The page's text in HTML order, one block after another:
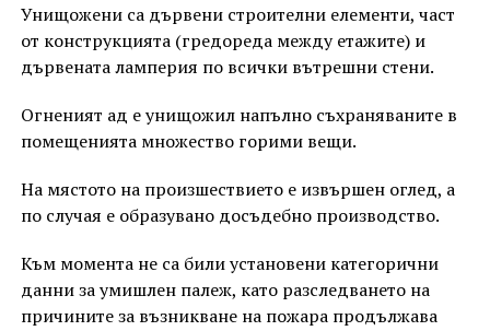
Унищожени са дървени строителни елементи, част
от конструкцията (гредореда между етажите) и
дървената ламперия по всички вътрешни стени.
Огненият ад е унищожил напълно съхраняваните в
помещенията множество горими вещи.
На мястото на произшествието е извършен оглед, а
по случая е образувано досъдебно производство.
Към момента не са били установени категорични
данни за умишлен палеж, като разследването на
причините за възникване на пожара продължава